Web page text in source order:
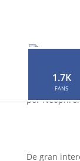
1.7K
FANS
Burras
por
De gran